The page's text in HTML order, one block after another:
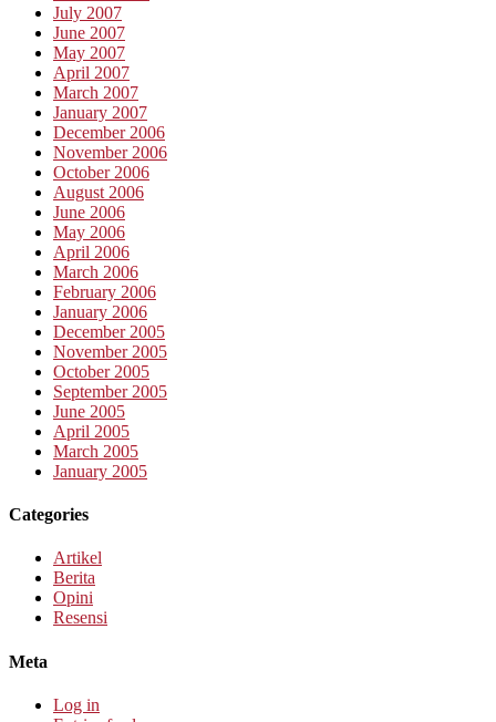
July 2007
June 2007
May 2007
April 2007
March 2007
January 2007
December 2006
November 2006
October 2006
August 2006
June 2006
May 2006
April 2006
March 2006
February 2006
January 2006
December 2005
November 2005
October 2005
September 2005
June 2005
April 2005
March 2005
January 2005
Categories
Artikel
Berita
Opini
Resensi
Meta
Log in